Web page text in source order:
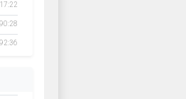
90:28
92:36